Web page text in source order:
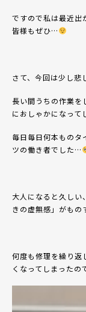
ですので私は最近出
皆様もぜひ…
さて、今回は少し悲
長い間うちの作業を
におしゃかになって
毎日毎日何本ものタ
ツの働き者でした…
大人になると久しい
きの虚無感」がもの
何度も修理を繰り返
くなってしまったの